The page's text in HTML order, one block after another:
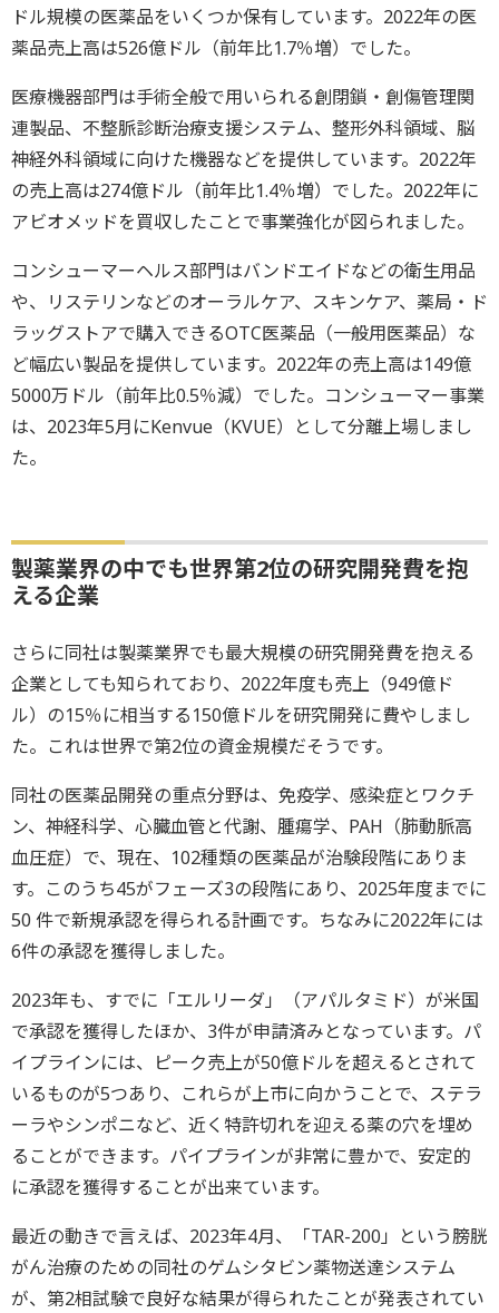
ドル規模の医薬品をいくつか保有しています。2022年の医
薬品売上高は526億ドル（前年比1.7％増）でした。
医療機器部門は手術全般で用いられる創閉鎖・創傷管理関
連製品、不整脈診断治療支援システム、整形外科領域、脳
神経外科領域に向けた機器などを提供しています。2022年
の売上高は274億ドル（前年比1.4％増）でした。2022年に
アビオメッドを買収したことで事業強化が図られました。
コンシューマーヘルス部門はバンドエイドなどの衛生用品
や、リステリンなどのオーラルケア、スキンケア、薬局・ド
ラッグストアで購入できるOTC医薬品（一般用医薬品）な
ど幅広い製品を提供しています。2022年の売上高は149億
5000万ドル（前年比0.5％減）でした。コンシューマー事業
は、2023年5月にKenvue（KVUE）として分離上場しまし
た。
製薬業界の中でも世界第2位の研究開発費を抱
える企業
さらに同社は製薬業界でも最大規模の研究開発費を抱える
企業としても知られており、2022年度も売上（949億ド
ル）の15％に相当する150億ドルを研究開発に費やしまし
た。これは世界で第2位の資金規模だそうです。
同社の医薬品開発の重点分野は、免疫学、感染症とワクチ
ン、神経科学、心臓血管と代謝、腫瘍学、PAH（肺動脈高
血圧症）で、現在、102種類の医薬品が治験段階にありま
す。このうち45がフェーズ3の段階にあり、2025年度までに
50 件で新規承認を得られる計画です。ちなみに2022年には
6件の承認を獲得しました。
2023年も、すでに「エルリーダ」（アパルタミド）が米国
で承認を獲得したほか、3件が申請済みとなっています。パ
イプラインには、ピーク売上が50億ドルを超えるとされて
いるものが5つあり、これらが上市に向かうことで、ステラ
ーラやシンポニなど、近く特許切れを迎える薬の穴を埋め
ることができます。パイプラインが非常に豊かで、安定的
に承認を獲得することが出来ています。
最近の動きで言えば、2023年4月、「TAR-200」という膀胱
がん治療のための同社のゲムシタビン薬物送達システム
が、第2相試験で良好な結果が得られたことが発表されてい